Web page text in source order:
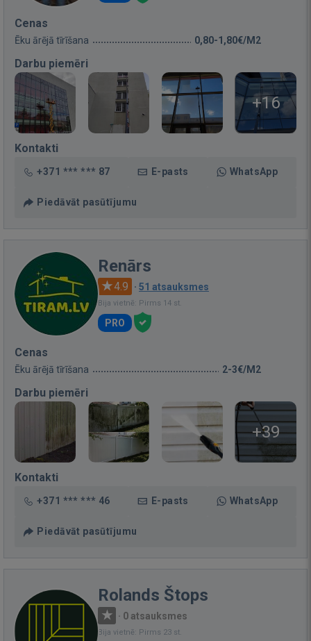
Cenas
Ēku ārējā tīrīšana 0,80-1,80€/M2
Darbu piemēri
+16
Kontakti
+371 *** *** 87 E-pasts WhatsApp
Piedāvāt pasūtījumu
Renārs
4.9 · 51 atsauksmes
Bija vietnē: Pirms 14 st.
PRO
Cenas
Ēku ārējā tīrīšana 2-3€/M2
Darbu piemēri
+39
Kontakti
+371 *** *** 46 E-pasts WhatsApp
Piedāvāt pasūtījumu
Rolands Štops
· 0 atsauksmes
Bija vietnē: Pirms 23 st.